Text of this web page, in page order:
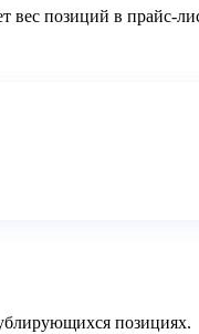
вес позиций в прайс-
позициях.